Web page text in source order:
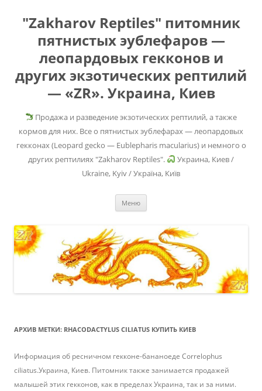
"Zakharov Reptiles" питомник
пятнистых эублефаров —
леопардовых гекконов и
других экзотических рептилий
— «ZR». Украина, Киев
Продажа и разведение экзотических рептилий, а также
кормов для них. Все о пятнистых эублефарах — леопардовых
гекконах (Leopard gecko — Eublepharis macularius) и немного о
других рептилиях "Zakharov Reptiles".
Украина, Киев /
Ukraine, Kyiv / Україна, Київ
Меню
АРХИВ МЕТКИ: RHACODACTYLUS CILIATUS КУПИТЬ КИЕВ
Информация об ресничном гекконе-бананоеде Correlophus
ciliatus.Украина, Киев. Питомник также занимается продажей
малышей этих гекконов, как в пределах Украина, так и за ними.